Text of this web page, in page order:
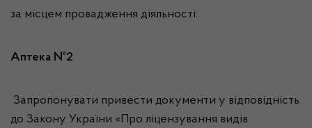
за місцем провадження діяльності:
Аптека №2
Запропонувати привести документи у відповідність
до Закону України «Про ліцензування видів